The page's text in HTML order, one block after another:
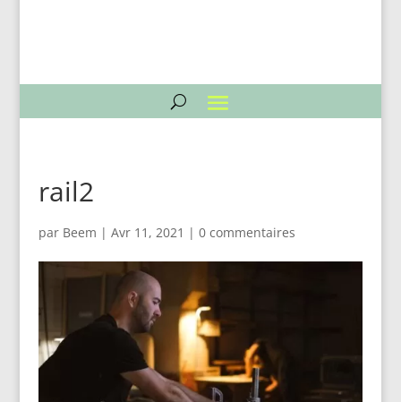
rail2
par Beem | Avr 11, 2021 | 0 commentaires